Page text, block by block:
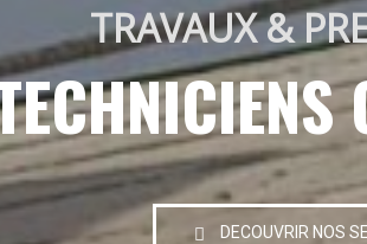
TRAVAUX &
DECOUVRIR NOS